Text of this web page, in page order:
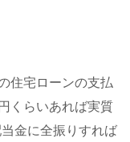
住宅ローンの支払
くらいあれば実質
金に全振りすれば